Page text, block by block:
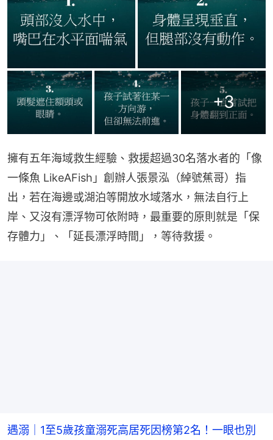
+3
擁有五年海域救生經驗、救援超過30名落水者的「像
一條魚 LikeAFish」創辦人張景泓（綽號蕉哥）指
出，若在海邊或湖泊等開放水域落水，無法自行上
岸、又沒有漂浮物可依附時，最重要的原則就是「保
存體力」、「延長漂浮時間」，等待救援。
遇溺｜1至5歲孩童溺死高居死因榜第2名！一眼也別